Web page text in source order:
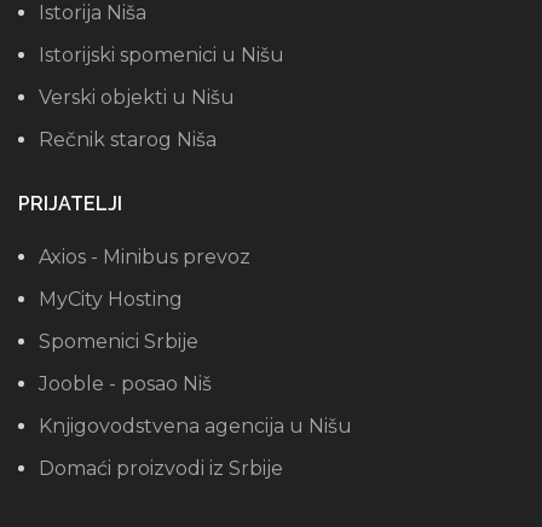
Istorija Niša
Istorijski spomenici u Nišu
Verski objekti u Nišu
Rečnik starog Niša
PRIJATELJI
Axios - Minibus prevoz
MyCity Hosting
Spomenici Srbije
Jooble - posao Niš
Knjigovodstvena agencija u Nišu
Domaći proizvodi iz Srbije